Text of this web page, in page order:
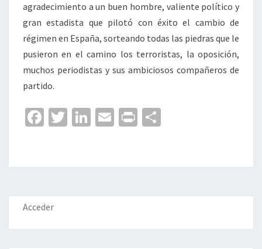
agradecimiento a un buen hombre, valiente político y
gran estadista que pilotó con éxito el cambio de
régimen en España, sorteando todas las piedras que le
pusieron en el camino los terroristas, la oposición,
muchos periodistas y sus ambiciosos compañeros de
partido.
Fa
o
o
k
T
er
Li
dI
n
E
l
Pr
p
ar
Acceder